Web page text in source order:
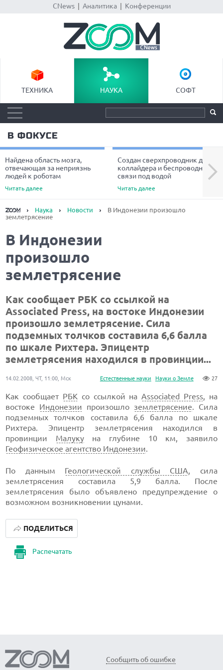
CNews| Аналитика| Конференции
ТЕХНИКА НАУКА СОФТ
В ФОКУСЕ
Найдена область мозга,
отвечающая за неприязнь
людей к роботам
Читать далее
Создан сверхпроводник для
коллайдера и беспроводной
связи под водой
Читать далее
Next
Наука Новости
В Индонезии произошло
землетрясение
В Индонезии
произошло
землетрясение
Как сообщает РБК со ссылкой на
Associated Press, на востоке Индонезии
произошло землетрясение. Сила
подземных толчков составила 6,6 балла
по шкале Рихтера. Эпицентр
землетрясения находился в провинции...
Естественные науки Науки о Земле 27
14.02.2008, ЧТ, 11:00, Мск
Как сообщает РБКсо ссылкой наAssociated Press, на
востоке Индонезии произошло землетрясение. Сила
подземных толчков составила 6,6 балла по шкале
Рихтера. Эпицентр землетрясения находился в
провинции Малукуна глубине 10 км, заявило
Геофизическое агентство Индонезии.
По данным Геологической службы США, сила
землетрясения составила 5,9 балла. После
землетрясения было объявлено предупреждение о
возможном возникновении цунами.
Распечатать
ПОДЕЛИТЬСЯ
Сообщить об ошибке